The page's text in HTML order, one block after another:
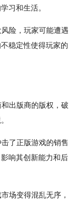
习和生活。
险，玩家可能遭遇
稳定性使得玩家的
出版商的版权，破
了正版游戏的销售
响其创新能力和后
场变得混乱无序，